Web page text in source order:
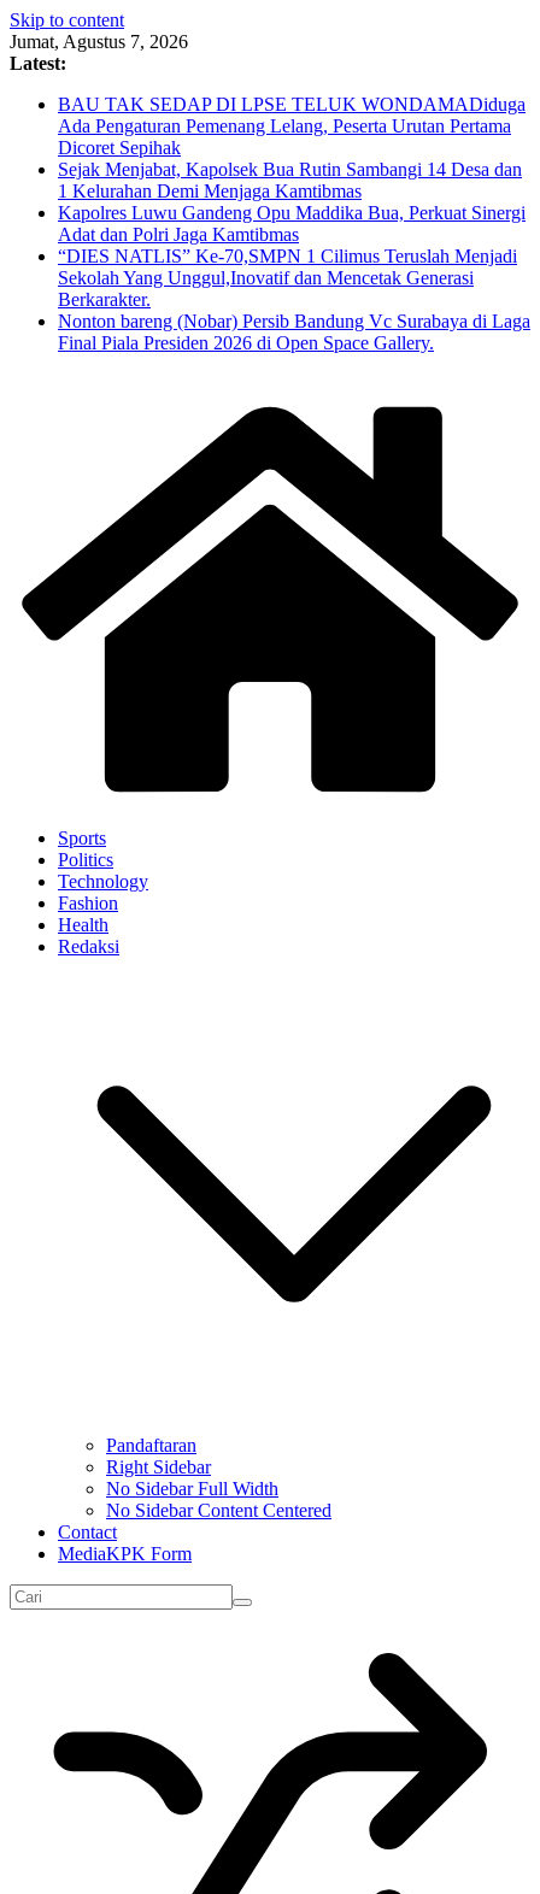
Skip to content
Jumat, Agustus 7, 2026
Latest:
BAU TAK SEDAP DI LPSE TELUK WONDAMADiduga
Ada Pengaturan Pemenang Lelang, Peserta Urutan Pertama
Dicoret Sepihak
Sejak Menjabat, Kapolsek Bua Rutin Sambangi 14 Desa dan
1 Kelurahan Demi Menjaga Kamtibmas
Kapolres Luwu Gandeng Opu Maddika Bua, Perkuat Sinergi
Adat dan Polri Jaga Kamtibmas
“DIES NATLIS” Ke-70,SMPN 1 Cilimus Teruslah Menjadi
Sekolah Yang Unggul,Inovatif dan Mencetak Generasi
Berkarakter.
Nonton bareng (Nobar) Persib Bandung Vc Surabaya di Laga
Final Piala Presiden 2026 di Open Space Gallery.
Sports
Politics
Technology
Fashion
Health
Redaksi
Pandaftaran
Right Sidebar
No Sidebar Full Width
No Sidebar Content Centered
Contact
MediaKPK Form